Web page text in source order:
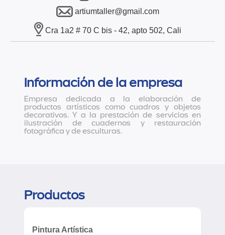
artiumtaller@gmail.com
Cra 1a2 # 70 C bis - 42, apto 502, Cali
Información de la empresa
Empresa dedicada a la elaboración de
productos artísticos como cuadros y objetos
decorativos. Y a la prestación de servicios en
ilustración de cuadernos y restauración
fotográfica y de esculturas.
Productos
Pintura Artística